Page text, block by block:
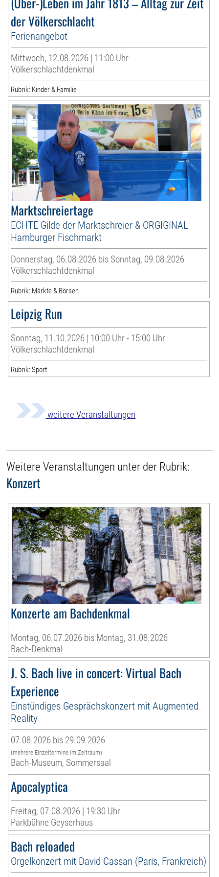
der Völkerschlacht
Ferienangebot
Mittwoch, 12.08.2026 | 11:00 Uhr
Völkerschlachtdenkmal
Rubrik: Kinder & Familie
Marktschreiertage
ECHTE Gilde der Marktschreier & ORGIGINAL
Hamburger Fischmarkt
Donnerstag, 06.08.2026 bis Sonntag, 09.08.2026
Völkerschlachtdenkmal
Rubrik: Märkte & Börsen
Leipzig Run
Sonntag, 11.10.2026 | 10:00 Uhr - 15:00 Uhr
Völkerschlachtdenkmal
Rubrik: Sport
weitere Veranstaltungen
Weitere Veranstaltungen unter der Rubrik:
Konzert
Konzerte am Bachdenkmal
Montag, 06.07.2026 bis Montag, 31.08.2026
Bach-Denkmal
J. S. Bach live in concert: Virtual Bach
Experience
Einstündiges Gesprächskonzert mit Augmented
Reality
07.08.2026 bis 29.09.2026
(mehrere Einzeltermine im Zeitraum)
Bach-Museum, Sommersaal
Apocalyptica
Freitag, 07.08.2026 | 19:30 Uhr
Parkbühne Geyserhaus
Bach reloaded
Orgelkonzert mit David Cassan (Paris, Frankreich)